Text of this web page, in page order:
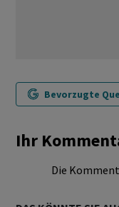
Bevorzugte
Ihr
Die